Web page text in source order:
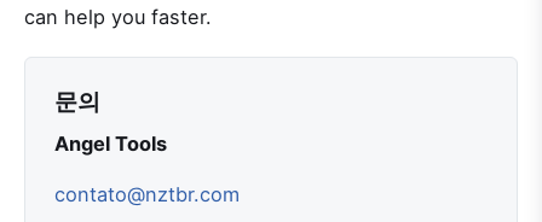
can help you faster.
문의
Angel Tools
contato@nztbr.com